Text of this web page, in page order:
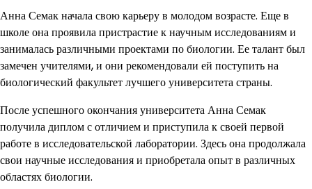
Анна Семак начала свою карьеру в молодом возрасте. Еще в
школе она проявила пристрастие к научным исследованиям и
занималась различными проектами по биологии. Ее талант был
замечен учителями, и они рекомендовали ей поступить на
биологический факультет лучшего университета страны.
После успешного окончания университета Анна Семак
получила диплом с отличием и приступила к своей первой
работе в исследовательской лаборатории. Здесь она продолжала
свои научные исследования и приобретала опыт в различных
областях биологии.